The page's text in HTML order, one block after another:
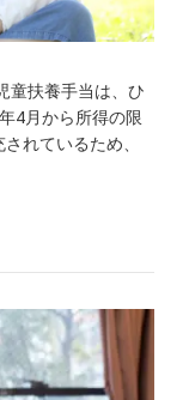
童扶養手当は、ひ
4月から所得の限
れているため、